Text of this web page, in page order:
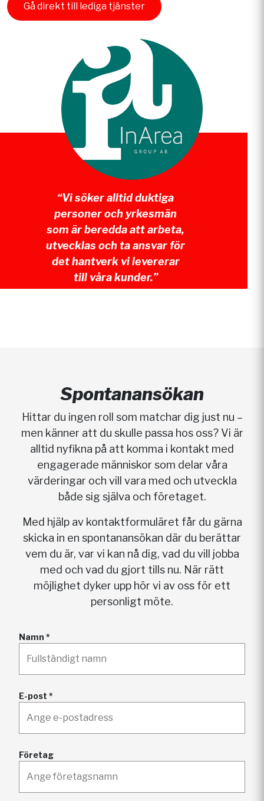
Gå direkt till lediga tjänster
“Vi söker alltid duktiga
personer och yrkesmän
som är beredda att arbeta,
utvecklas och ta ansvar för
det hantverk vi levererar
till våra kunder.”
Spontanansökan
Hittar du ingen roll som matchar dig just nu –
men känner att du skulle passa hos oss? Vi är
alltid nyfikna på att komma i kontakt med
engagerade människor som delar våra
värderingar och vill vara med och utveckla
både sig själva och företaget.
Med hjälp av kontaktformuläret får du gärna
skicka in en spontanansökan där du berättar
vem du är, var vi kan nå dig, vad du vill jobba
med och vad du gjort tills nu. När rätt
möjlighet dyker upp hör vi av oss för ett
personligt möte.
Namn *
E-post *
Företag